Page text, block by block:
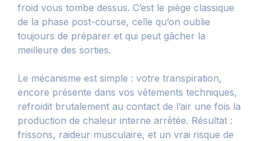
froid vous tombe dessus. C’est le piège classique
de la phase post-course, celle qu’on oublie
toujours de préparer et qui peut gâcher la
meilleure des sorties.
Le mécanisme est simple : votre transpiration,
encore présente dans vos vêtements techniques,
refroidit brutalement au contact de l’air une fois la
production de chaleur interne arrêtée. Résultat :
frissons, raideur musculaire, et un vrai risque de